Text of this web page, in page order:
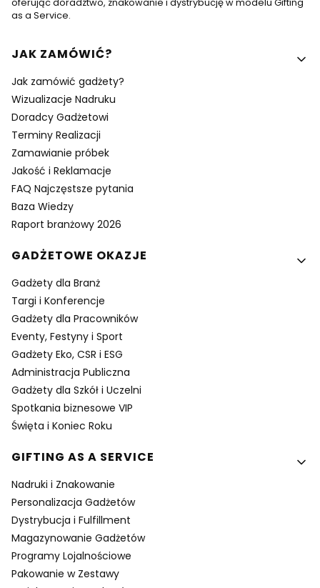
as a Service.
Linki w stopce
JAK ZAMÓWIĆ?
Jak zamówić gadżety?
Wizualizacje Nadruku
Doradcy Gadżetowi
Terminy Realizacji
Zamawianie próbek
Jakość i Reklamacje
FAQ Najczęstsze pytania
Baza Wiedzy
Raport branżowy 2026
GADŻETOWE OKAZJE
Gadżety dla Branż
Targi i Konferencje
Gadżety dla Pracowników
Eventy, Festyny i Sport
Gadżety Eko, CSR i ESG
Administracja Publiczna
Gadżety dla Szkół i Uczelni
Spotkania biznesowe VIP
Święta i Koniec Roku
GIFTING AS A SERVICE
Nadruki i Znakowanie
Personalizacja Gadżetów
Dystrybucja i Fulfillment
Magazynowanie Gadżetów
Programy Lojalnościowe
Pakowanie w Zestawy